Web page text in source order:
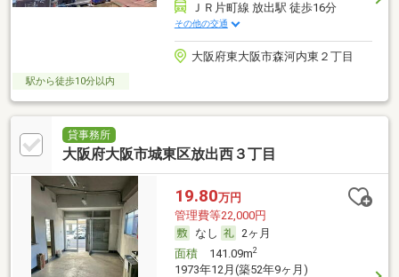
ＪＲ片町線 放出駅 徒歩16分
その他の交通
大阪府東大阪市森河内東２丁目
駅から徒歩10分以内
貸事務所
大阪府大阪市城東区放出西３丁目
19.80万円
管理費等22,000円
なし
2ヶ月
面積141.09m2
1973年12月(築52年9ヶ月)